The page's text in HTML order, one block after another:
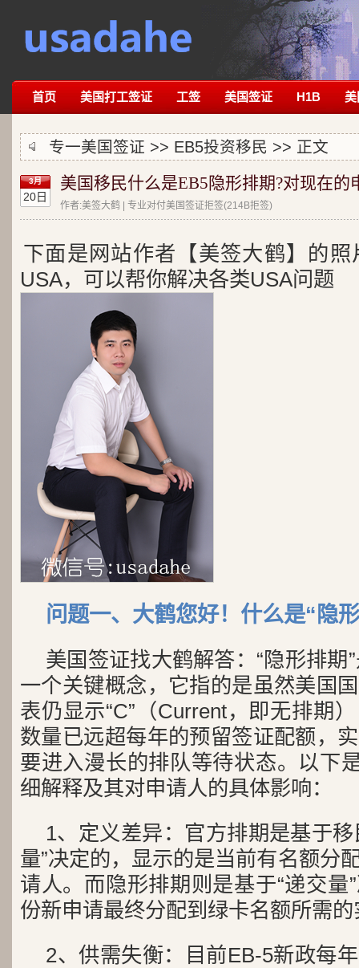
首页 美国打工签证 工签 美国签证 H1B 美
专一美国签证 >> EB5投资移民 >> 正文
3月
20日
美国移民什么是EB5隐形排期?对现在的
作者:美签大鹤 | 专业对付美国签证拒签(214B拒签)
下面是网站作者【美签大鹤】的
USA，可以帮你解决各类USA问题
问题一、大鹤您好！什么是“隐
美国签证找大鹤解答：“隐形排期
一个关键概念，它指的是虽然美国
表仍显示“C”（Current，即无排期
数量已远超每年的预留签证配额，
要进入漫长的排队等待状态。以下
细解释及其对申请人的具体影响：
1、定义差异：官方排期是基于
量”决定的，显示的是当前有名额分
请人。而隐形排期则是基于“递交量
份新申请最终分配到绿卡名额所需
2、供需失衡：目前EB-5新政每